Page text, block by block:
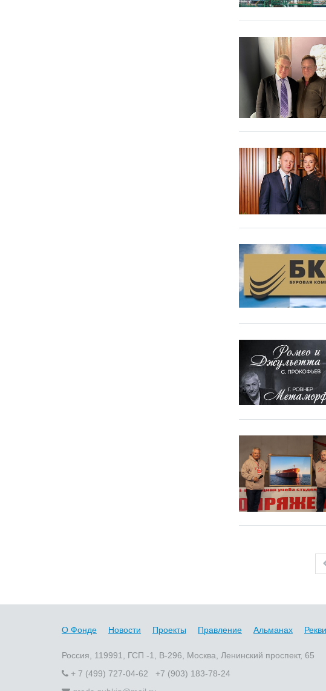
О Фонде Новости Проекты Правление Альманах
Россия, 119991, ГСП -1, В-296, Москва, Ленинский проспект, 65
+ 7 (499) 727-04-62 +7 (903) 183-78-24